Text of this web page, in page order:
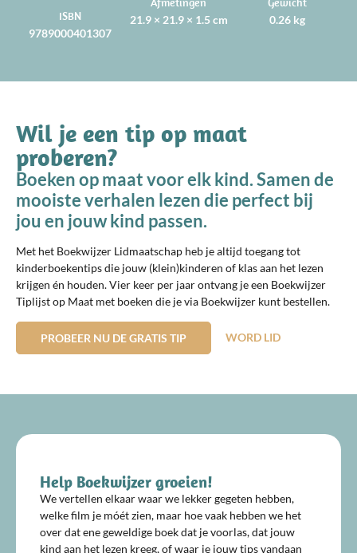
ISBN
9789000401307
21.9 × 21.9 × 1.5 cm 0.26 kg
Wil je een tip op maat
proberen?
Boeken op maat voor elk kind. Samen de
mooiste verhalen lezen die perfect bij
jou en jouw kind passen.
Met het Boekwijzer Lidmaatschap heb je altijd toegang tot
kinderboekentips die jouw (klein)kinderen of klas aan het lezen
krijgen én houden. Vier keer per jaar ontvang je een Boekwijzer
Tiplijst op Maat met boeken die je via Boekwijzer kunt bestellen.
PROBEER NU DE GRATIS TIP WORD LID
Help Boekwijzer groeien!
We vertellen elkaar waar we lekker gegeten hebben,
welke film je móét zien, maar hoe vaak hebben we het
over dat ene geweldige boek dat je voorlas, dat jouw
kind aan het lezen kreeg, of waar je jouw tips vandaan